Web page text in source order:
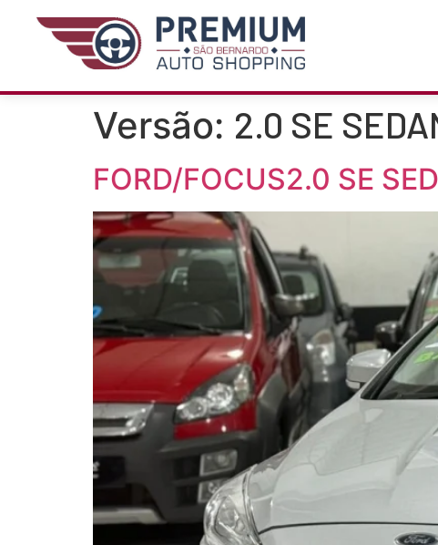
Versão: 2.0 SE
FORD/FOCUS2.0 SE